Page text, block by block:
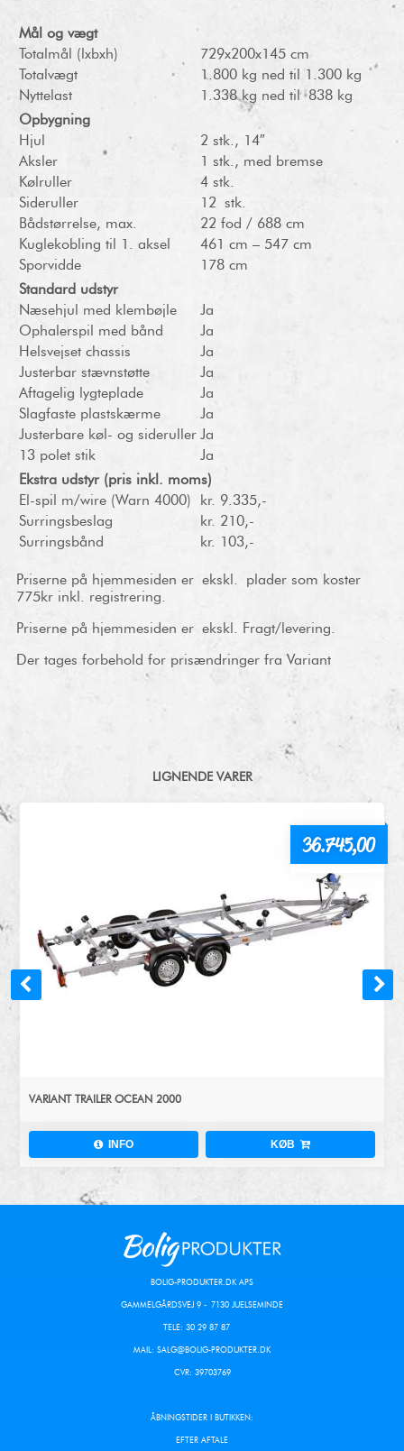
Mål og vægt
Totalmål (lxbxh)
729x200x145 cm
Totalvægt
1.800 kg ned til 1.300 kg
Nyttelast
1.338 kg ned til 838 kg
Opbygning
Hjul
2 stk., 14″
Aksler
1 stk., med bremse
Kølruller
4 stk.
Sideruller
12 stk.
Bådstørrelse, max.
22 fod / 688 cm
Kuglekobling til 1. aksel
461 cm – 547 cm
Sporvidde
178 cm
Standard udstyr
Næsehjul med klembøjle
Ja
Ophalerspil med bånd
Ja
Helsvejset chassis
Ja
Justerbar stævnstøtte
Ja
Aftagelig lygteplade
Ja
Slagfaste plastskærme
Ja
Justerbare køl- og sideruller Ja
13 polet stik
Ja
Ekstra udstyr (pris inkl. moms)
El-spil m/wire (Warn 4000)
kr. 9.335,-
Surringsbeslag
kr. 210,-
Surringsbånd
kr. 103,-
Priserne på hjemmesiden er ekskl. plader som koster
775kr inkl. registrering.
Priserne på hjemmesiden er ekskl. Fragt/levering.
Der tages forbehold for prisændringer fra Variant
LIGNENDE VARER
36.745,00
VARIANT TRAILER OCEAN 2000
INFO KØB
BOLIG-PRODUKTER.DK APS
GAMMELGÅRDSVEJ 9 - 7130 JUELSEMINDE
TELE: 30 29 87 87
MAIL: SALG@BOLIG-PRODUKTER.DK
CVR: 39703769
ÅBNINGSTIDER I BUTIKKEN:
EFTER AFTALE